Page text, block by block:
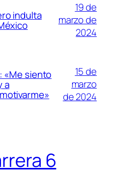
indulta
19 de
marzo de
2024
«Me siento
a
15 de
marzo
de 2024
6